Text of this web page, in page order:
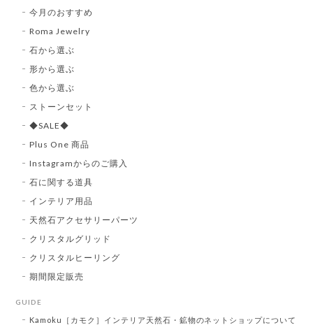
今月のおすすめ
Roma Jewelry
石から選ぶ
形から選ぶ
色から選ぶ
ストーンセット
◆SALE◆
Plus One 商品
Instagramからのご購入
石に関する道具
インテリア用品
天然石アクセサリーパーツ
クリスタルグリッド
クリスタルヒーリング
期間限定販売
GUIDE
Kamoku［カモク］インテリア天然石・鉱物のネットショップについて